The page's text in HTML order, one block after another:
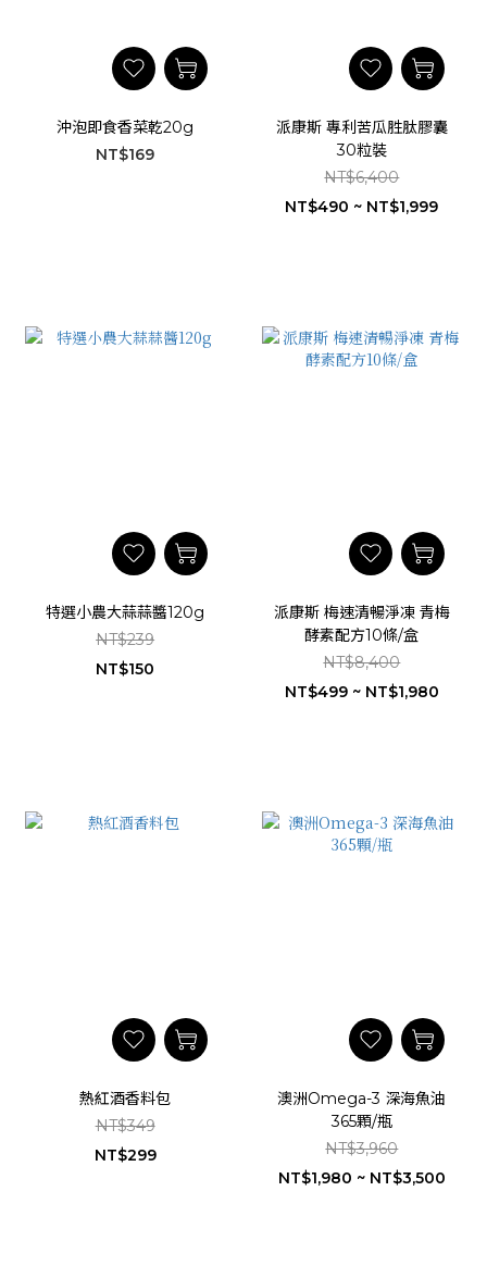
沖泡即食香菜乾20g
NT$169
派康斯 專利苦瓜胜肽膠囊
30粒裝
NT$6,400
NT$490 ~ NT$1,999
特選小農大蒜蒜醬120g
NT$239
NT$150
派康斯 梅速清暢淨凍 青梅
酵素配方10條/盒
NT$8,400
NT$499 ~ NT$1,980
熱紅酒香料包
NT$349
NT$299
澳洲Omega-3 深海魚油
365顆/瓶
NT$3,960
NT$1,980 ~ NT$3,500